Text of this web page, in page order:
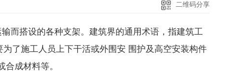
二维码分享
而搭设的各种支架。建筑界的通用术语，指建筑工
了施工人员上下干活或外围安 围护及高空安装构件
成材料等。